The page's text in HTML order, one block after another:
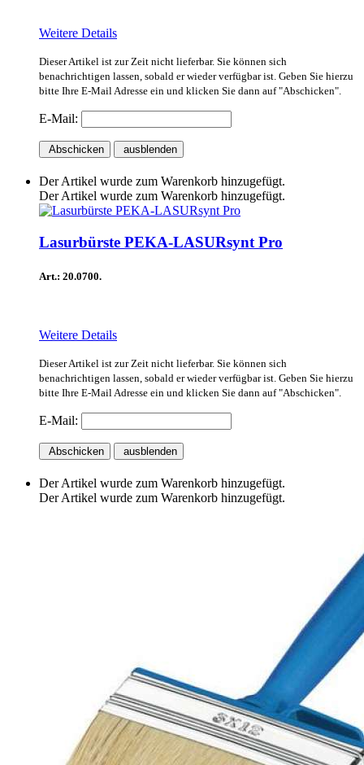
Weitere Details
Dieser Artikel ist zur Zeit nicht lieferbar. Sie können sich
benachrichtigen lassen, sobald er wieder verfügbar ist. Geben Sie hierzu
bitte Ihre E-Mail Adresse ein und klicken Sie dann auf "Abschicken".
E-Mail:
Abschicken ausblenden
Der Artikel wurde zum Warenkorb hinzugefügt.
Der Artikel wurde zum Warenkorb hinzugefügt.
Lasurbürste PEKA-LASURsynt Pro
Art.: 20.0700.
Weitere Details
Dieser Artikel ist zur Zeit nicht lieferbar. Sie können sich
benachrichtigen lassen, sobald er wieder verfügbar ist. Geben Sie hierzu
bitte Ihre E-Mail Adresse ein und klicken Sie dann auf "Abschicken".
E-Mail:
Abschicken ausblenden
Der Artikel wurde zum Warenkorb hinzugefügt.
Der Artikel wurde zum Warenkorb hinzugefügt.